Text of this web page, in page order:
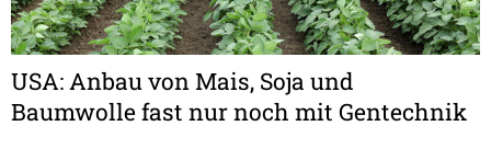
USA: Anbau von Mais, Soja und
Baumwolle fast nur noch mit Gentechnik